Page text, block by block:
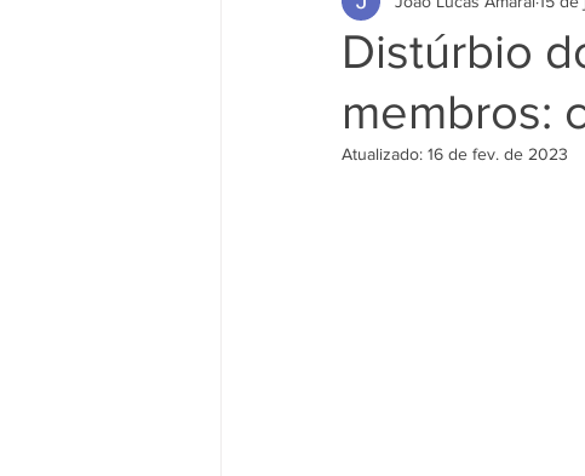
Distúrbio
membros:
Atualizado: 16 de fev. de 2023